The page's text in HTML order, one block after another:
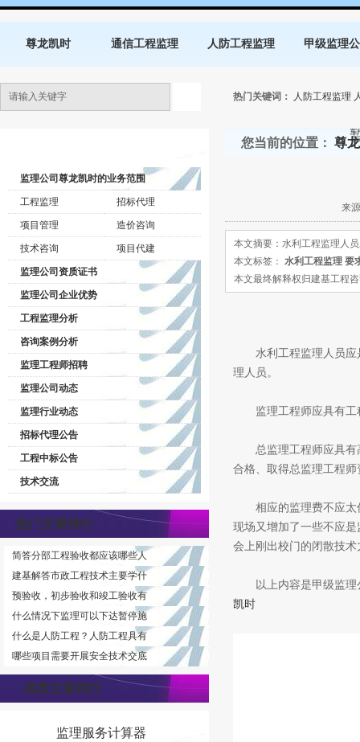
尊龙凯时 通信工程监理 人防工程监理 甲级监理
热门关键词： 人防工程监理
监理公司尊龙凯时的业务范围
工程监理 招标代理
项目管理 造价咨询
技术咨询 项目代建
监理公司资质证书
监理公司企业优势
工程监理分析
咨询案例分析
监理工程师招聘
监理公司动态
监理行业动态
招标代理公告
工程中标公告
技术交流
热门文章排行
简答分部工程验收都应该哪些人
建基解答市政工程技术主要学什
预验收，初步验收和竣工验收有
什么情况下监理可以下达暂停施
什么是人防工程？人防工程具有
哪些项目需要开展安全技术交底
推荐文章排行
监理服务计算器
您当前的位置： 尊
来
本文摘要：水利工程监理人
本文标签： 水利工程监理 要
本文最终解释权归建基工程咨
水利工程监理人员应是
理人员。
监理工程师应具有工程
总监理工程师应具有高
合格、取得总监理工程
相应的监理费不应太低
现场又增加了一些不应
会上刚出校门的闭散技术
以上内容是甲级监理公
凯时